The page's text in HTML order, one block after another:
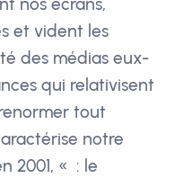
nos écrans,
et vident les
des médias eux-
qui relativisent
tout
notre
2001, « : le